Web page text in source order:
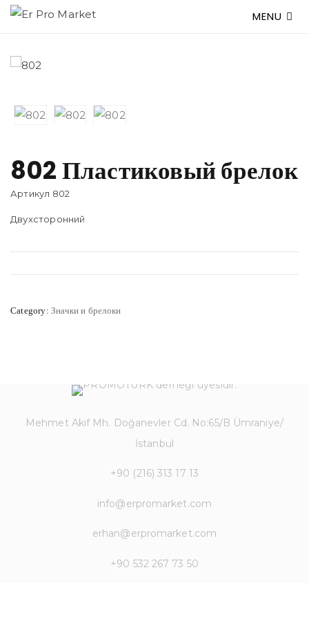
MENU
802 Пластиковый брелок
Артикул 802
Двухсторонний
Category:Значки и брелоки
Mehmet Akif Mh. Doğanevler Cd. No:65/B Ümraniye/
İstanbul
+90 (216) 313 17 13
info@erpromarket.com
erhan@erpromarket.com
+90 532 267 73 50